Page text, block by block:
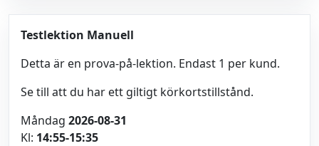
Testlektion Manuell
Detta är en prova-på-lektion. Endast 1 per kund.
Se till att du har ett giltigt körkortstillstånd.
Måndag 2026-08-31
Kl: 14:55-15:35